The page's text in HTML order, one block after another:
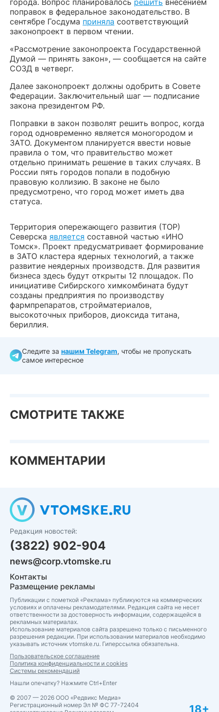
поправок в федеральное законодательство. В
сентябре Госдума приняла соответствующий
законопроект в первом чтении.
«Рассмотрение законопроекта Государственной
Думой — принять закон», — сообщается на сайте
СОЗД в четверг.
Далее законопроект должны одобрить в Совете
Федерации. Заключительный шаг — подписание
закона президентом РФ.
Поправки в закон позволят решить вопрос, когда
город одновременно является моногородом и
ЗАТО. Документом планируется ввести новые
правила о том, что правительство может
отдельно принимать решение в таких случаях. В
России пять городов попали в подобную
правовую коллизию. В законе не было
предусмотрено, что город может иметь два
статуса.
Территория опережающего развития (ТОР)
Северска является составной частью «ИНО
Томск». Проект предусматривает формирование
в ЗАТО кластера ядерных технологий, а также
развитие неядерных производств. Для развития
бизнеса здесь будут открыты 12 площадок. По
инициативе Сибирского химкомбината будут
созданы предприятия по производству
фармпрепаратов, стройматериалов,
высокоточных приборов, диоксида титана,
бериллия.
Следите за нашим Telegram, чтобы не пропускать
самое интересное
СМОТРИТЕ ТАКЖЕ
КОММЕНТАРИИ
Редакция новостей:
(3822) 902-904
news@corp.vtomske.ru
Контакты
Размещение рекламы
Публикации с пометкой «Реклама» публикуются на коммерческих
условиях и оплачены рекламодателями. Редакция сайта не несет
ответственности за достоверность информации, содержащейся в
рекламных материалах.
Использование материалов сайта разрешено только с письменного
разрешения редакции. При использовании материалов необходимо
указывать источник vtomske.ru. Гиперссылка обязательна.
Пользовательское соглашение
Политика конфиденциальности и cookies
Системы рекомендаций
Нашли опечатку? Нажмите Ctrl+Enter
© 2007 — 2026 ООО «Редвикс Медиа»
Регистрационный номер Эл № ФС 77-72404
18+